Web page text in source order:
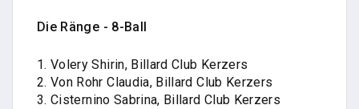
Die Ränge - 8-Ball
1. Volery Shirin, Billard Club Kerzers
2. Von Rohr Claudia, Billard Club Kerzers
3. Cisternino Sabrina, Billard Club Kerzers